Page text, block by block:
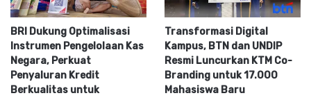
BRI Dukung Optimalisasi
Instrumen Pengelolaan Kas
Negara, Perkuat
Penyaluran Kredit
Berkualitas untuk
Transformasi Digital
Kampus, BTN dan UNDIP
Resmi Luncurkan KTM Co-
Branding untuk 17.000
Mahasiswa Baru